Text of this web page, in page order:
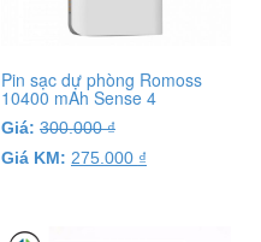
Pin sạc dự phòng Romoss
10400 mAh Sense 4
Giá: 300.000₫
Giá KM: 275.000 ₫